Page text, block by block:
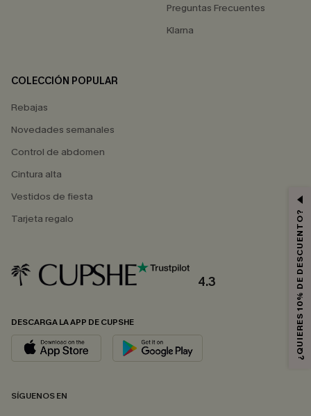
Preguntas Frecuentes
Klarna
COLECCIÓN POPULAR
Rebajas
Novedades semanales
Control de abdomen
Cintura alta
Vestidos de fiesta
Tarjeta regalo
4.3
DESCARGA LA APP DE CUPSHE
SÍGUENOS EN
¿QUIERES 10% DE DESCUENTO?